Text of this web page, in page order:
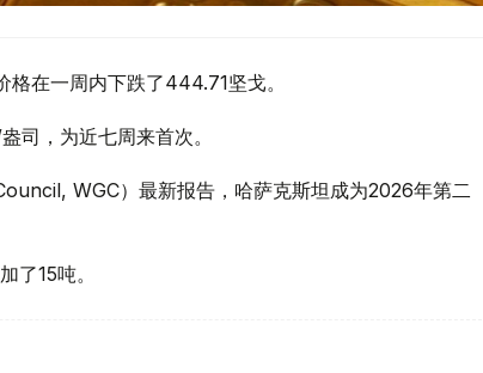
在一周内下跌了444.71坚戈。
司，为近七周来首次。
WGC）最新报告，哈萨克斯坦成为2026年第二
了15吨。